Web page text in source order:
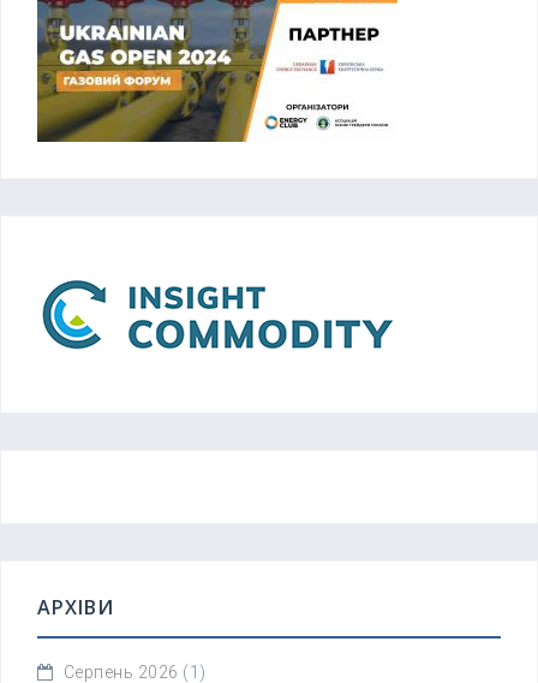
АРХІВИ
Серпень 2026 (1)